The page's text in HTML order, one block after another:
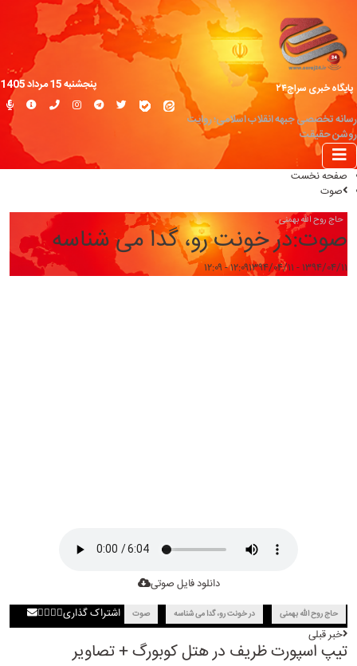
پایگاه خبری سراج۲۴
رسانه تخصصی جبهه انقلاب اسلامی؛ روایت
روشن حقیقت
پنجشنبه 15 مرداد 1405
صفحه نخست
صوت
حاج روح الله بهمنی
صوت:در خونت رو، گدا می شناسه
۱۳۹۴/۰۴/۱۱ - ۱۲:۰۹ ۱۳۹۴/۰۴/۱۱ - ۱۲:۰۹
دانلود فایل صوتی
حاج روح الله بهمنی در خونت رو، گدا می شناسه صوت
اشتراک گذاری
خبر قبلی
تیپ اسپورت ظریف در هتل کوبورگ + تصاویر